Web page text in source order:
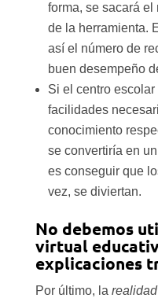
forma, se sacará
de la herramienta.
así el número de
buen desempeño
Si el centro
facilidades
conocimiento
se convertiría en
es conseguir que
vez, se diviertan.
No debemos
virtual
explicaciones
Por último, la